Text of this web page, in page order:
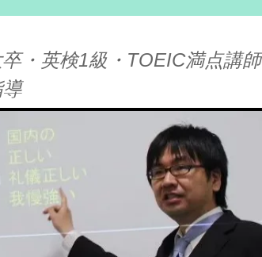
卒・英検1級・TOEIC満点講師